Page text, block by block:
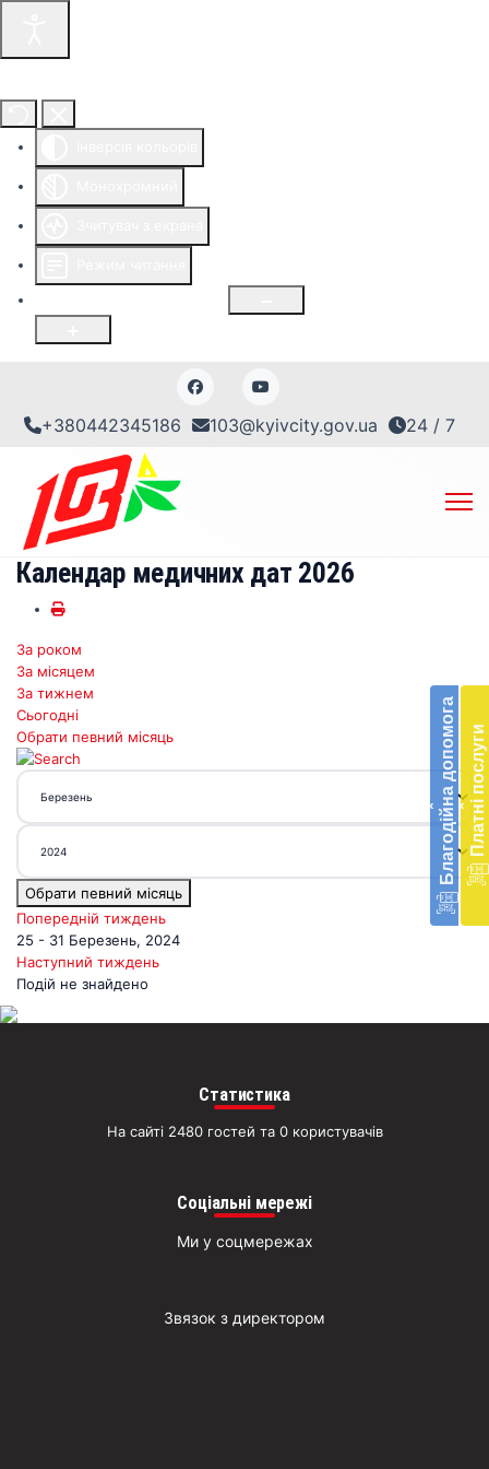
+380442345186 103@kyivcity.gov.ua 24 / 7
‹ Благодійна допомогав
‹ Платні послуги
Календар медичних дат 2026
За роком
За місяцем
За тижнем
Сьогодні
Обрати певний місяць
Обрати певний місяць
Попередній тиждень
25 - 31 Березень, 2024
Наступний тиждень
Подій не знайдено
Статистика
На сайті 2480 гостей та 0 користувачів
Соціальні мережі
Ми у соцмережах
Звязок з директором